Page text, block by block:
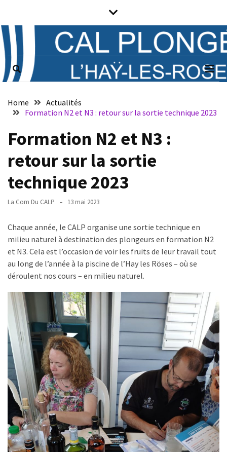
content
Prochains
évènements
Notice
Il n’y a pas
d’évènements
Horaires
Vendredi
nage
apnée
Samedi
de
11h
12h30
nage
apnée
content
CAL PLONGÉE
Club associatif de plongée sous-
marine de L'Haÿ-les-Roses (94)
Home
Actualités
Formation N2 et N3 : retour sur la sortie technique 2023
Formation N2 et N3 :
retour sur la sortie
technique 2023
La Com Du CALP 13 mai 2023
Chaque année, le CALP organise une sortie technique en
milieu naturel à destination des plongeurs en formation N2
et N3. Cela est l’occasion de voir les fruits de leur travail tout
au long de l’année à la piscine de l’Hay les Röses – où se
déroulent nos cours – en milieu naturel.